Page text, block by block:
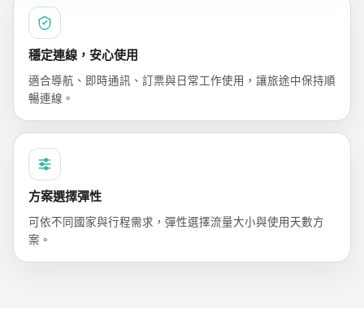
穩定連線，安心使用
適合導航、即時通訊、訂票與日常工作使用，讓旅途中保持順
暢連線。
方案選擇彈性
可依不同國家與行程需求，彈性選擇流量大小與使用天數方
案。